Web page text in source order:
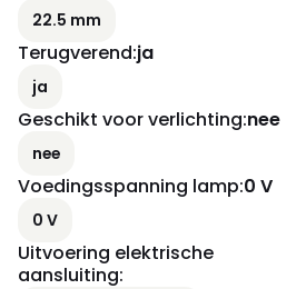
22.5 mm
Terugverend:ja
ja
Geschikt voor verlichting:nee
nee
Voedingsspanning lamp:0 V
0 V
Uitvoering elektrische
aansluiting: